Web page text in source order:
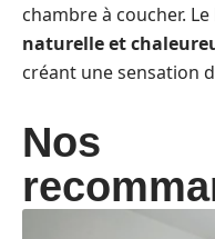
chambre à coucher. Le
naturelle et
créant une sensation
Nos